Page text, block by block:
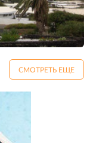
СМОТРЕТЬ ЕЩЕ